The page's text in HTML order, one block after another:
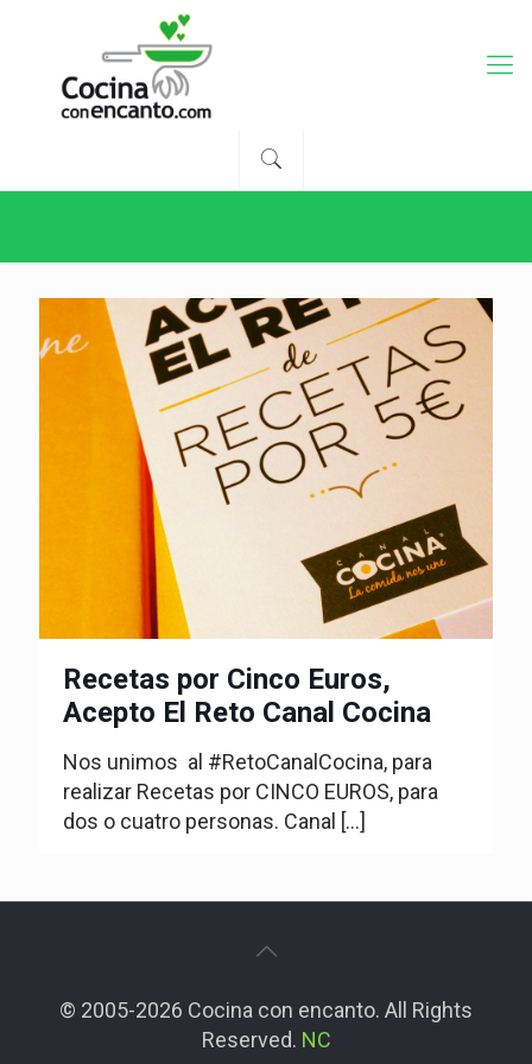
Recetas por Cinco Euros,
Acepto El Reto Canal Cocina
Nos unimos al #RetoCanalCocina, para
realizar Recetas por CINCO EUROS, para
dos o cuatro personas. Canal […]
© 2005-2026 Cocina con encanto. All Rights
Reserved. NC